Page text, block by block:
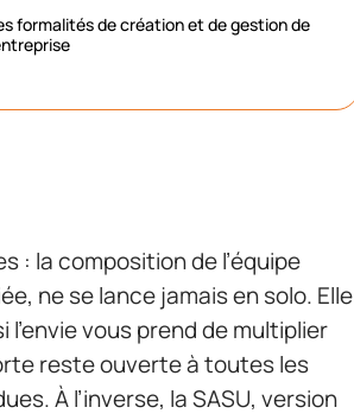
formalités de création et de gestion de
: la composition de l’équipe
ne se lance jamais en solo. Elle
vous prend de multiplier
reste ouverte à toutes les
À l’inverse, la SASU, version